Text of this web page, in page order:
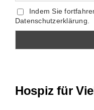
Indem Sie
Datenschutzerklärung.
Hospiz für